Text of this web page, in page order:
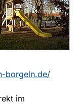
borgeln.de/
im